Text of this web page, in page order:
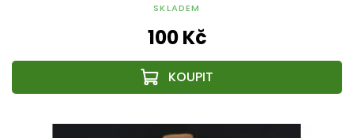
SKLADEM
100 Kč